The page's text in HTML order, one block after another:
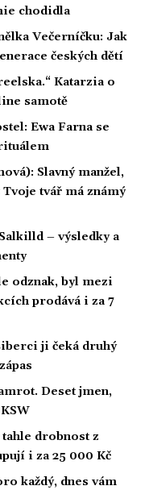
chodidla
Večerníčku: Jak
českých dětí
Katarzia o
samotě
Ewa Farna se
Slavný manžel,
tvář má známý
– výsledky a
odznak, byl mezi
prodává i za 7
ji čeká druhý
Deset jmen,
tahle drobnost z
i za 25 000 Kč
každý, dnes vám